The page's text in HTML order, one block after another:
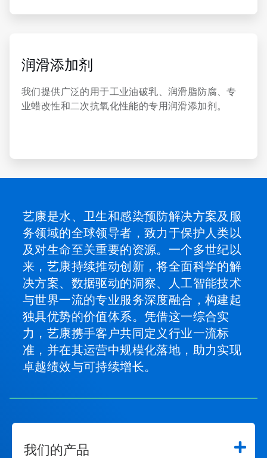
润滑添加剂
我们提供广泛的用于工业油破乳、润滑脂防腐、专
业蜡改性和二次抗氧化性能的专用润滑添加剂。
艺康是水、卫生和感染预防解决方案及服
务领域的全球领导者，致力于保护人类以
及对生命至关重要的资源。一个多世纪以
来，艺康持续推动创新，将全面科学的解
决方案、数据驱动的洞察、人工智能技术
与世界一流的专业服务深度融合，构建起
独具优势的价值体系。凭借这一综合实
力，艺康携手客户共同定义行业一流标
准，并在其运营中规模化落地，助力实现
卓越绩效与可持续增长。
我们的产品